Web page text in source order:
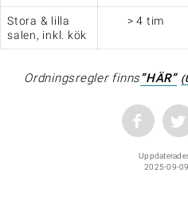
Stora & lilla
salen, inkl. kök
> 4 tim
Ordningsregler finns”HÄR”
2025-09-